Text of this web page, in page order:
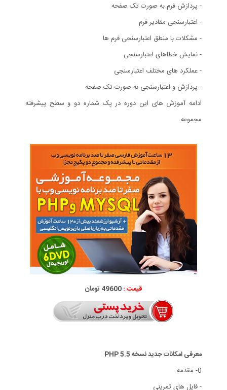
- پردازش فرم به صورت تک صفحه
- اعتبارسنجی مقادیر فرم
- مشکلات با منطق اعتبارسنجی فرم ها
- نمایش خطاهای اعتبارسنجی
- عملکرد های مختلف اعتبارسنجی
- پردازش و اعتبارسنجی به صورت تک صفحه
ادامه آموزش های این دوره در پک شماره دو و سطح پیشرفته
مجموعه
قیمت :49600 تومان
معرفی امکانات جدید نسخه 5.5 PHP
0- مقدمه
- فایل های تمرینی